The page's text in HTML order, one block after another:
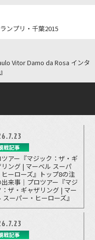
ンプリ・千葉2015
Vitor Damo da Rosa インタ
戦記事
ツアー『マジック：ザ・ギ
リング | マーベル スーパ
ヒーローズ』トップ8の注
出来事｜プロツアー『マジ
：ザ・ギャザリング | マー
スーパー・ヒーローズ』
戦記事